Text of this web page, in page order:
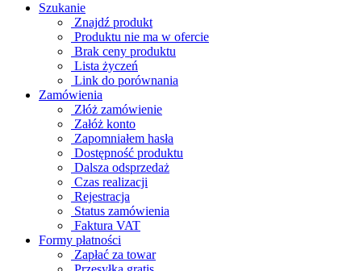
Szukanie
Znajdź produkt
Produktu nie ma w ofercie
Brak ceny produktu
Lista życzeń
Link do porównania
Zamówienia
Złóż zamówienie
Załóż konto
Zapomniałem hasła
Dostępność produktu
Dalsza odsprzedaż
Czas realizacji
Rejestracja
Status zamówienia
Faktura VAT
Formy płatności
Zapłać za towar